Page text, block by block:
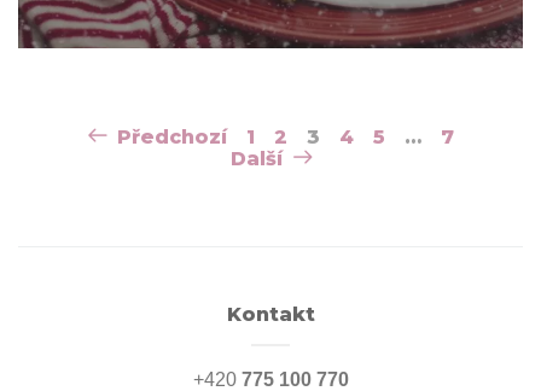
Předchozí 1 2 3 4 5 …
7
Další
Kontakt
+420 775 100 770